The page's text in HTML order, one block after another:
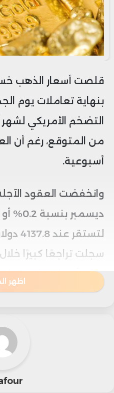
قلصت أسعار الذهب
بنهاية تعاملات يوم
التضخم الأمريكي
من المتوقع، رغم أن
أسبوعية.
وانخفضت العقود
لتستقر
دولار، أي بانخفاض تجاوز
1.8%، رغم أنها
قياسي
يوم الثلاثاء الماضي
اظهر